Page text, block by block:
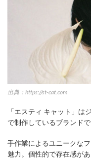
出典：https://st-cat.com
「エスティ キャット」は
で制作しているブランドで
手作業によるユニークな
魅力。個性的で存在感が